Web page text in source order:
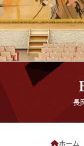
長
ホーム